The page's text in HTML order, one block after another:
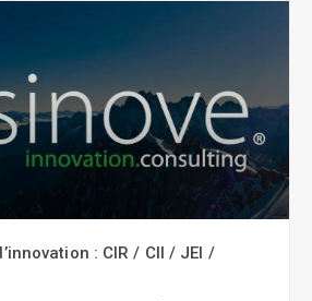
: CIR / CII / JEI /